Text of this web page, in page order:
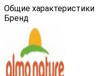
Общие характеристики
Бренд